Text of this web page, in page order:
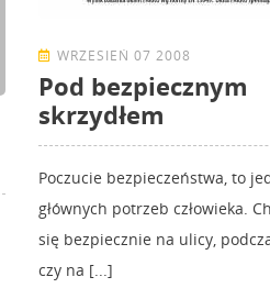
WRZESIEŃ 07 2008
Pod bezpiecznym
skrzydłem
Poczucie bezpieczeństwa, to
głównych potrzeb człowieka.
się bezpiecznie na ulicy,
czy na [...]